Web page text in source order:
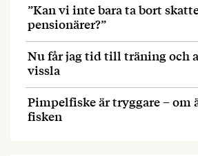
”Kan vi inte bara ta bort
pensionärer?”
Nu får jag tid till träning och
vissla
Pimpelfiske är tryggare – om
fisken